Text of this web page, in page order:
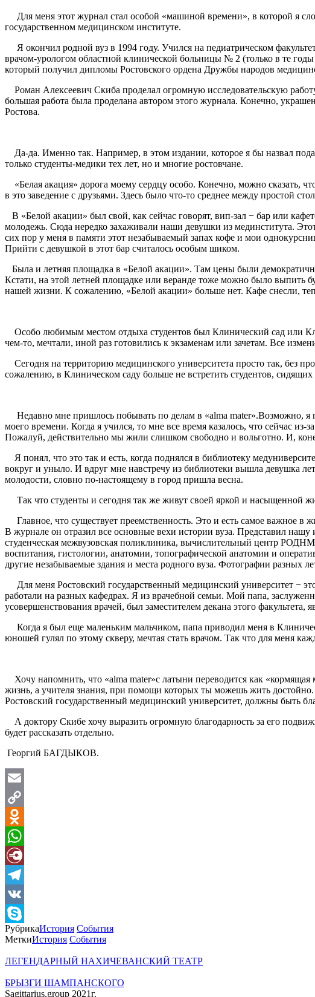
Для меня этот журнал стал особой «машиной времени», в которой я
государственном медицинском институте.
Я окончил родной вуз в 1994 году. Учился на педиатрическом
врачом-урологом областной клинической больницы № 2 (только в те
который получил дипломы Ростовского ордена Дружбы народов
Роман Алексеевич Скиба проделал огромную исследовательскую
большая работа была проделана автором этого журнала. Конечно,
Ростова.
Да-да. Именно так. Например, в этом издании, которое я бы назвал
только студенты-медики тех лет, но и многие ростовчане.
«Белая акация» дорога моему сердцу особо. Конечно, можно сказать,
в это заведение с друзьями. Здесь было что-то среднее между простой
В «Белой акации» был свой, как сейчас говорят, вип-зал − бар или
молодежь. Сюда нередко захаживали наши девушки из мединститута.
сих пор у меня в памяти этот незабываемый запах кофе и мои
Прийти с девушкой в этот бар считалось особым шиком.
Была и летняя площадка в «Белой акации». Там цены были
Кстати, на этой летней площадке или веранде тоже можно было выпить
нашей жизни. К сожалению, «Белой акации» больше нет. Кафе снесли,
Особо любимым местом отдыха студентов был Клинический сад или
чем-то, мечтали, иной раз готовились к экзаменам или зачетам. Все
Сегодня на территорию медицинского университета просто так, без
сожалению, в Клиническом саду больше не встретить студентов,
Недавно мне пришлось побывать по делам в «alma mater».Возможно, я
моего времени. Когда я учился, то мне все время казалось, что сейчас
Пожалуй, действительно мы жили слишком свободно и вольготно. И,
Я понял, что это так и есть, когда поднялся в библиотеку
вокруг и уныло. И вдруг мне навстречу из библиотеки вышла девушка
молодости, словно по-настоящему в город пришла весна.
Так что студенты и сегодня так же живут своей яркой и насыщенной
Главное, что существует преемственность. Это и есть самое важное
В журнале он отразил все основные вехи истории вуза. Представил
студенческая межвузовская поликлиника, вычислительный центр
воспитания, гистологии, анатомии, топографической анатомии и
другие незабываемые здания и места родного вуза. Фотографии разных
Для меня Ростовский государственный медицинский университет −
работали на разных кафедрах. Я из врачебной семьи. Мой папа,
усовершенствования врачей, был заместителем декана этого
Когда я был еще маленьким мальчиком, папа приводил меня в
юношей гулял по этому скверу, мечтая стать врачом. Так что для меня
Хочу напомнить, что «alma mater»с латыни переводится как «кормящая
жизнь, а учителя знания, при помощи которых ты можешь жить
Ростовский государственный медицинский университет, должны быть
А доктору Скибе хочу выразить огромную благодарность за его
будет рассказать отдельно.
Георгий БАГДЫКОВ.
Email
Copy
Link
Odnoklassniki
WhatsApp
Diary.Ru
Telegram
VK
Skype
РубрикаИстория События
МеткиИстория События
ЛЕГЕНДАРНЫЙ НАХИЧЕВАНСКИЙ ТЕАТР
БРЫЗГИ ШАМПАНСКОГО
Sagittarius.group 2021г.